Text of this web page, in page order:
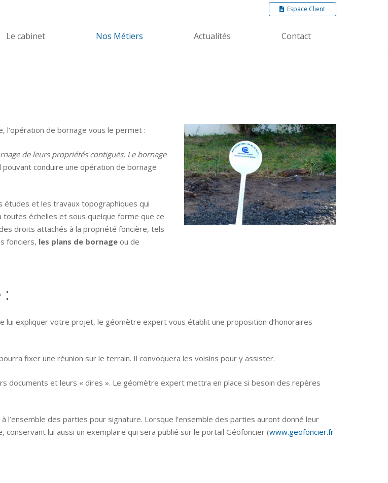
Espace Client
Le cabinet Nos Métiers Actualités Contact
l’opération de bornage vous le permet :
de leurs propriétés contiguës. Le bornage
conduire une opération de bornage
études et les travaux topographiques qui
échelles et sous quelque forme que ce
droits attachés à la propriété foncière, tels
fonciers, les plans de bornage ou de
lui expliquer votre projet, le géomètre expert vous établit une proposition d’honoraires
fixer une réunion sur le terrain. Il convoquera les voisins pour y assister.
documents et leurs « dires ». Le géomètre expert mettra en place si besoin des repères
des parties pour signature. Lorsque l’ensemble des parties auront donné leur
lui aussi un exemplaire qui sera publié sur le portail Géofoncier (www.geofoncier.fr